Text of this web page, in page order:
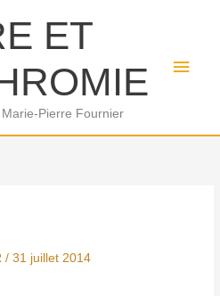
ET
Pierre Fournier
/31 juillet 2014